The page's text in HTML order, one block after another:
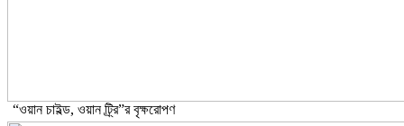
“ওয়ান চাইল্ড, ওয়ান ট্র্রি”র বৃক্ষরোপণ